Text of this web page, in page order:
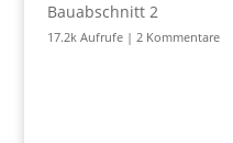
Bauabschnitt 2
17.2k Aufrufe| 2 Kommentare